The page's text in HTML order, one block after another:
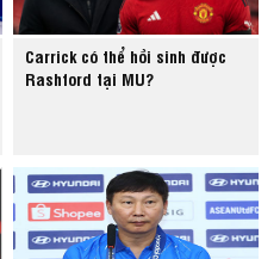
Carrick có thể hồi sinh được
Rashford tại MU?